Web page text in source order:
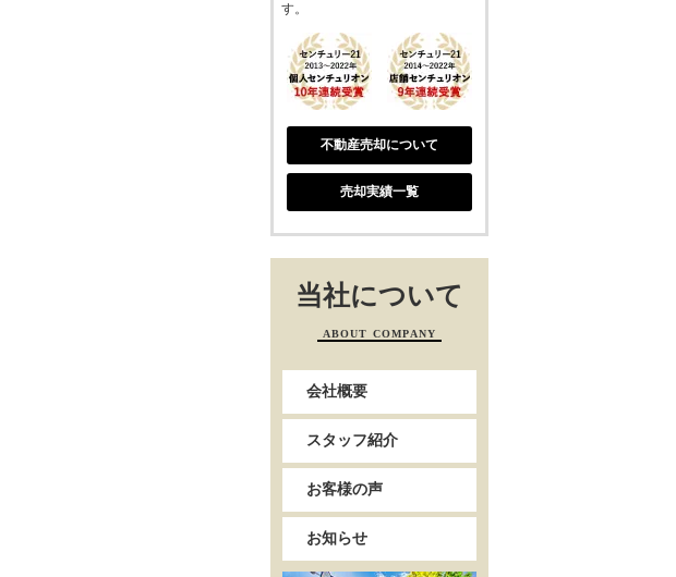
す。
不動産売却について
売却実績一覧
当社について
ABOUT COMPANY
会社概要
スタッフ紹介
お客様の声
お知らせ